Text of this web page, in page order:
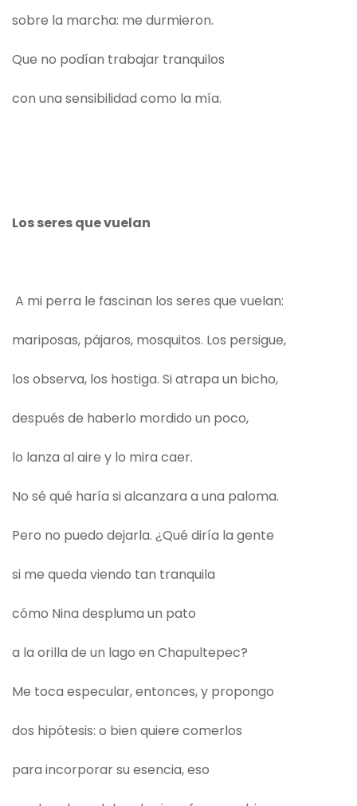
sobre la marcha: me durmieron.
Que no podían trabajar tranquilos
con una sensibilidad como la mía.
Los seres que vuelan
A mi perra le fascinan los seres que vuelan:
mariposas, pájaros, mosquitos. Los persigue,
los observa, los hostiga. Si atrapa un bicho,
después de haberlo mordido un poco,
lo lanza al aire y lo mira caer.
No sé qué haría si alcanzara a una paloma.
Pero no puedo dejarla. ¿Qué diría la gente
si me queda viendo tan tranquila
cómo Nina despluma un pato
a la orilla de un lago en Chapultepec?
Me toca especular, entonces, y propongo
dos hipótesis: o bien quiere comerlos
para incorporar su esencia, eso